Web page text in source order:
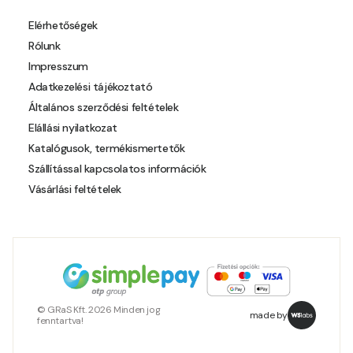
Reddish D
Elérhetőségek
Rólunk
Impresszum
Adatkezelési tájékoztató
Általános szerződési feltételek
Elállási nyilatkozat
Katalógusok, termékismertetők
Szállítással kapcsolatos információk
Vásárlási feltételek
© GRaS Kft. 2026 Minden jog
fenntartva!
made by